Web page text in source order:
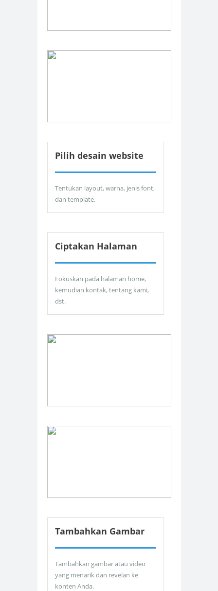
Pilih desain website
Tentukan layout, warna, jenis font,
dan template.
Ciptakan Halaman
Fokuskan pada halaman home,
kemudian kontak, tentang kami,
dst.
Tambahkan Gambar
Tambahkan gambar atau video
yang menarik dan revelan ke
konten Anda.